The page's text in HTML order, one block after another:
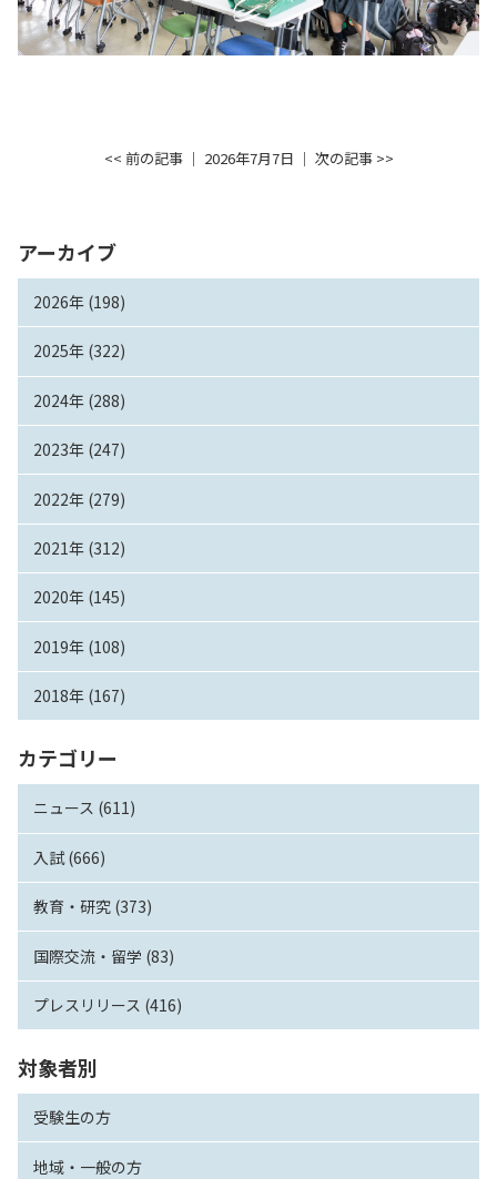
アーカイブ
2026年 (198)
2025年 (322)
2024年 (288)
2023年 (247)
2022年 (279)
2021年 (312)
2020年 (145)
2019年 (108)
2018年 (167)
カテゴリー
ニュース (611)
入試 (666)
教育・研究 (373)
国際交流・留学 (83)
プレスリリース (416)
対象者別
受験生の方
地域・一般の方
<< 前の記事│ 2026年7月7日 │ 次の記事 >>